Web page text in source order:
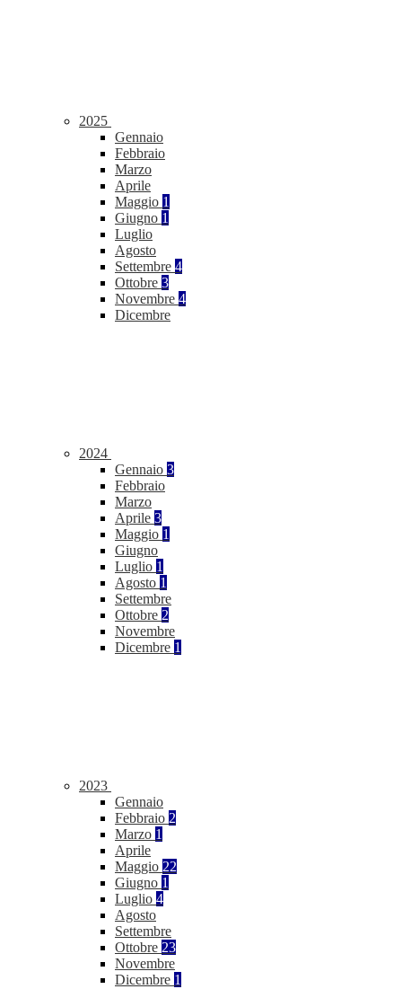
2025
Gennaio
Febbraio
Marzo
Aprile
Maggio 1
Giugno 1
Luglio
Agosto
Settembre 4
Ottobre 3
Novembre 4
Dicembre
2024
Gennaio 3
Febbraio
Marzo
Aprile 3
Maggio 1
Giugno
Luglio 1
Agosto 1
Settembre
Ottobre 2
Novembre
Dicembre 1
2023
Gennaio
Febbraio 2
Marzo 1
Aprile
Maggio 22
Giugno 1
Luglio 4
Agosto
Settembre
Ottobre 23
Novembre
Dicembre 1